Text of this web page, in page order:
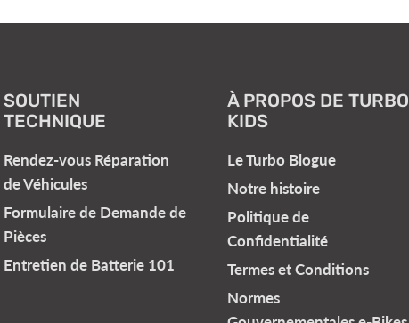
SOUTIEN
TECHNIQUE
Rendez-vous Réparation
de Véhicules
Formulaire de Demande de
Pièces
Entretien de Batterie 101
À PROPOS DE TURBO
KIDS
Le Turbo Blogue
Notre histoire
Politique de
Confidentialité
Termes et Conditions
Normes